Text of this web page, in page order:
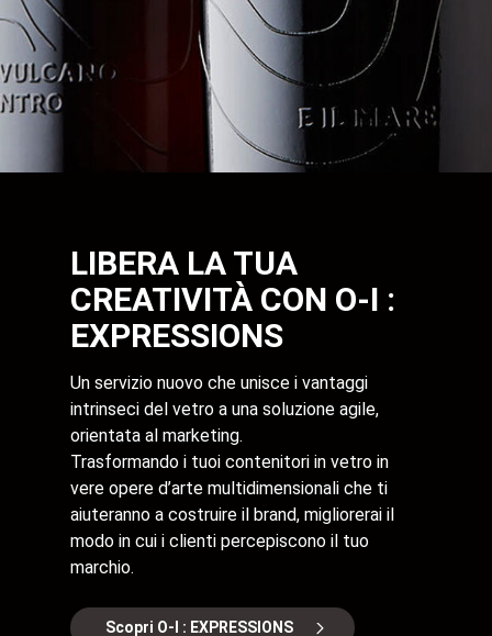
LIBERA LA TUA
CREATIVITÀ CON O-I :
EXPRESSIONS
Un servizio nuovo che unisce i vantaggi
intrinseci del vetro a una soluzione agile,
orientata al marketing.
Trasformando i tuoi contenitori in vetro in
vere opere d’arte multidimensionali che ti
aiuteranno a costruire il brand, migliorerai il
modo in cui i clienti percepiscono il tuo
marchio.
Scopri O-I : EXPRESSIONS